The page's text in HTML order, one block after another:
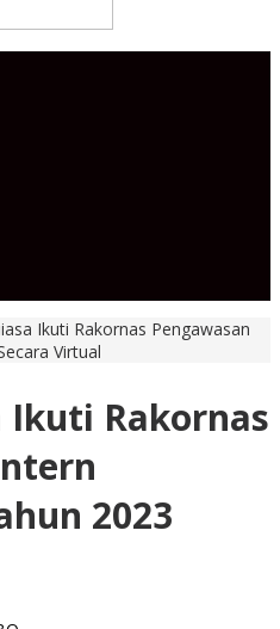
Ikuti Rakornas Pengawasan
Virtual
Ikuti Rakornas
2023